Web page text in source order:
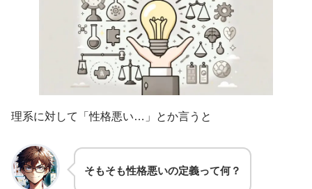
理系に対して「性格悪い…」とか言うと
そもそも性格悪いの定義って何？